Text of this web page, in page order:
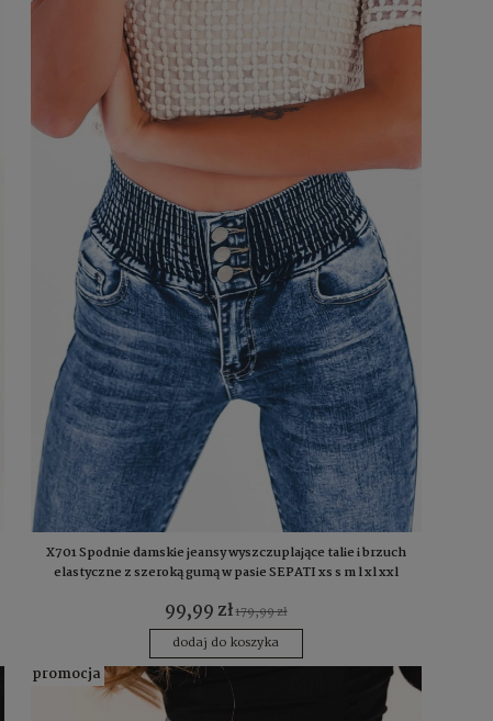
X701 Spodnie damskie jeansy wyszczuplające talie i brzuch
elastyczne z szeroką gumą w pasie SEPATI xs s m l xl xxl
99,99 zł179,99 zł
dodaj do koszyka
promocja